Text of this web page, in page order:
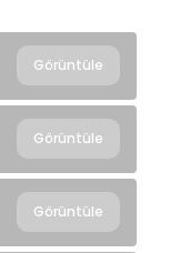
Görüntüle
Görüntüle
Görüntüle